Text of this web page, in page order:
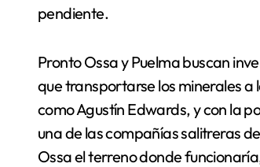
pendiente.
Pronto Ossa y Puelma buscan
que transportarse los minerales
como Agustín Edwards, y con la
una de las compañías salitreras
Ossa el terreno donde